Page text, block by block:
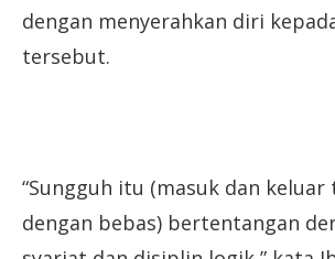
dengan menyerahkan diri
tersebut.
“Sungguh itu (masuk dan
dengan bebas) bertentangan